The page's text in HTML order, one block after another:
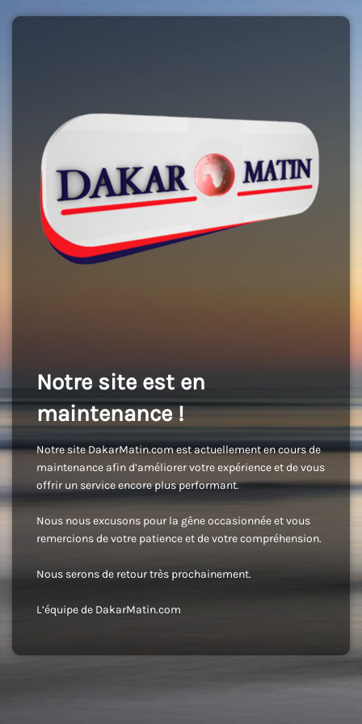
Notre site est en
maintenance !
Notre site DakarMatin.com est actuellement en cours de
maintenance afin d’améliorer votre expérience et de vous
offrir un service encore plus performant.
Nous nous excusons pour la gêne occasionnée et vous
remercions de votre patience et de votre compréhension.
Nous serons de retour très prochainement.
L’équipe de DakarMatin.com